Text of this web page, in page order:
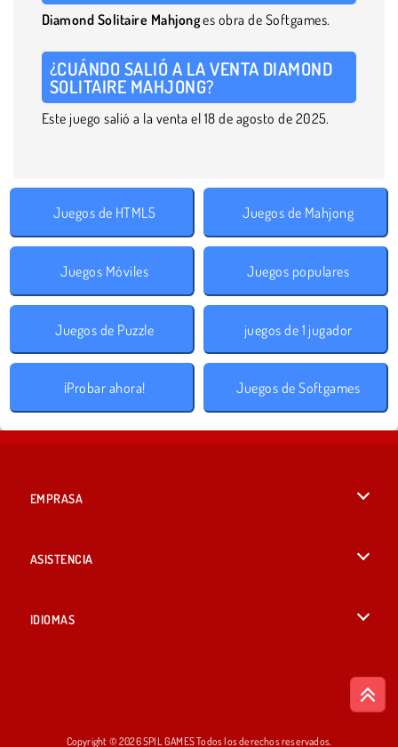
Diamond Solitaire Mahjonges obra de Softgames.
¿CUÁNDO SALIÓ A LA VENTA DIAMOND
SOLITAIRE MAHJONG?
Este juego salió a la venta el 18 de agosto de 2025.
Juegos de HTML5 Juegos de Mahjong
Juegos Móviles Juegos populares
Juegos de Puzzle juegos de 1 jugador
¡Probar ahora! Juegos de Softgames
EMPRASA
ASISTENCIA
IDIOMAS
Copyright © 2026 SPIL GAMES Todos los derechos reservados.